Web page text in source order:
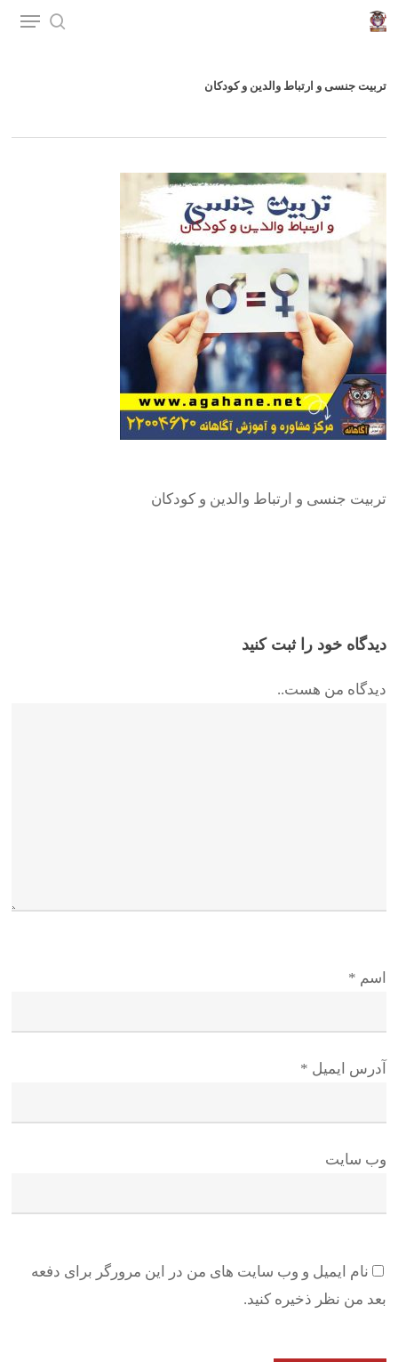
تربیت جنسی و ارتباط والدین و کودکان
تربیت جنسی و ارتباط والدین و کودکان
دیدگاه خود را ثبت کنید
دیدگاه من هست..
اسم *
آدرس ایمیل *
وب سایت
نام ایمیل و وب سایت های من در این مرورگر برای دفعه
بعد من نظر ذخیره کنید.